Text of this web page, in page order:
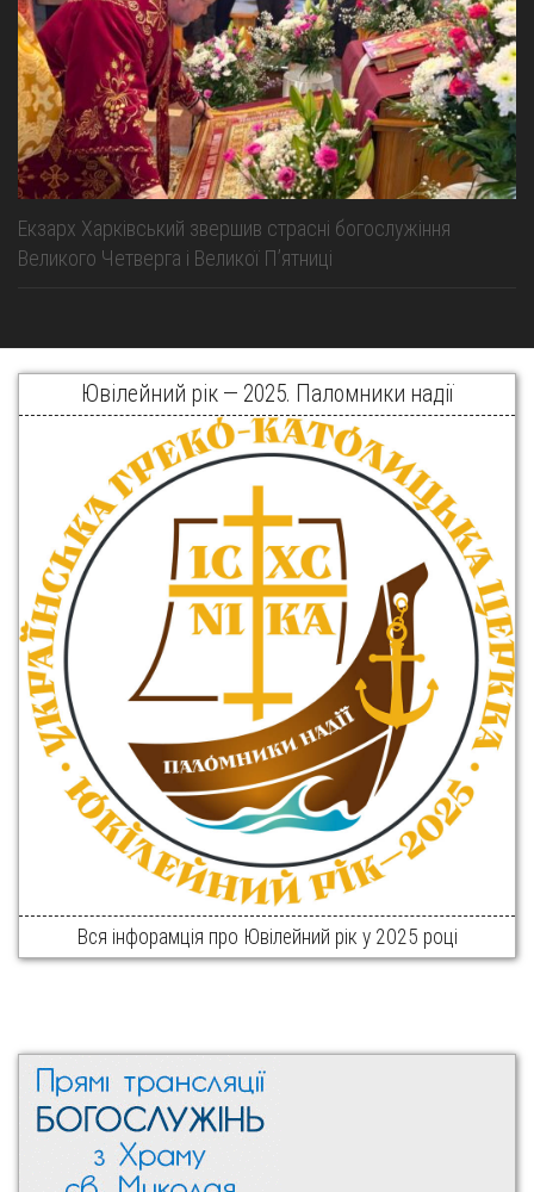
Екзарх Харківський звершив страсні богослужіння
Великого Четверга і Великої Пʼятниці
Ювілейний рік — 2025. Паломники надії
Вся інфорамція про Ювілейний рік у 2025 році